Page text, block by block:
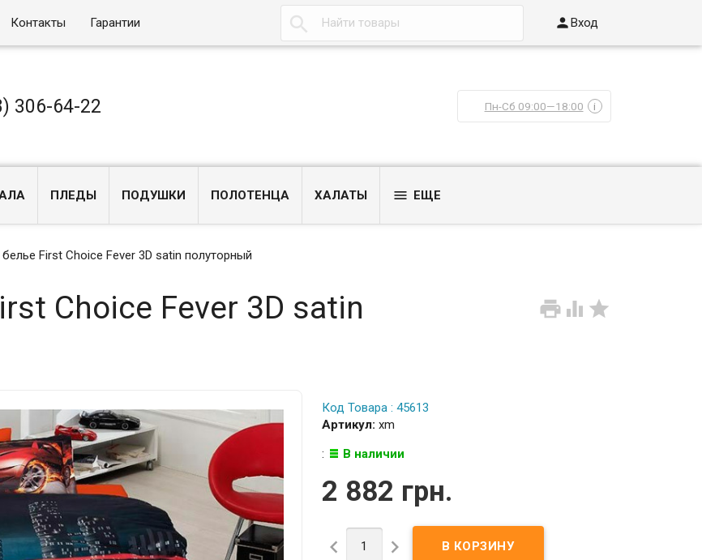
Контакты Гарантии  Вход
306-64-22 Пн-Сб 09:00—18:00 i
ПЛЕДЫ ПОДУШКИ ПОЛОТЕНЦА ХАЛАТЫ  ЕЩЕ
First Choice Fever 3D satin полуторный
  
Choice Fever 3D satin
Код Товара : 45613
Артикул: xm
:
В наличии
2 882 грн.
 